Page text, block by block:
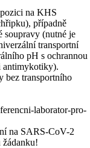
na KHS
případně
soupravy (nutné je
transportní
pH s ochrannou
antimykotiky).
bez transportního
laborator-pro-
na SARS-CoV-2